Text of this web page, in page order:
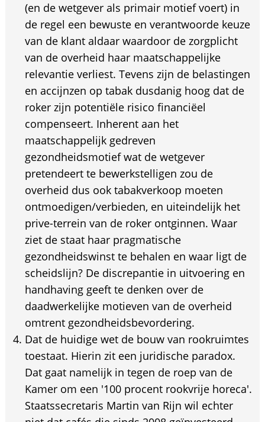
(en de wetgever als primair motief voert) in
de regel een bewuste en verantwoorde keuze
van de klant aldaar waardoor de zorgplicht
van de overheid haar maatschappelijke
relevantie verliest. Tevens zijn de belastingen
en accijnzen op tabak dusdanig hoog dat de
roker zijn potentiële risico financiëel
compenseert. Inherent aan het
maatschappelijk gedreven
gezondheidsmotief wat de wetgever
pretendeert te bewerkstelligen zou de
overheid dus ook tabakverkoop moeten
ontmoedigen/verbieden, en uiteindelijk het
prive-terrein van de roker ontginnen. Waar
ziet de staat haar pragmatische
gezondheidswinst te behalen en waar ligt de
scheidslijn? De discrepantie in uitvoering en
handhaving geeft te denken over de
daadwerkelijke motieven van de overheid
omtrent gezondheidsbevordering.
Dat de huidige wet de bouw van rookruimtes
toestaat. Hierin zit een juridische paradox.
Dat gaat namelijk in tegen de roep van de
Kamer om een '100 procent rookvrije horeca'.
Staatssecretaris Martin van Rijn wil echter